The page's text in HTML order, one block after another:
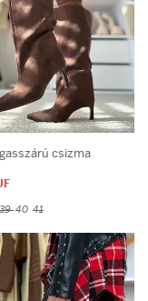
csizma
3940 41